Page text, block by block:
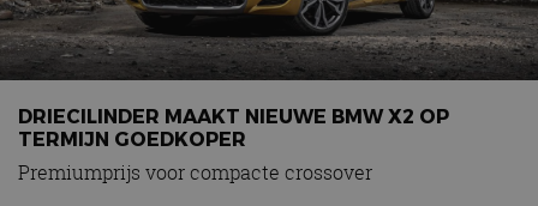
Adverteren
Contact
MotorRAI.nl
DRIECILINDER MAAKT NIEUWE BMW X2 OP
TERMIJN GOEDKOPER
Premiumprijs voor compacte crossover